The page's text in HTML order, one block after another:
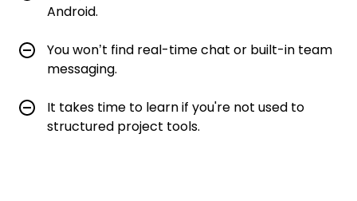
Android.
You won’t find real-time chat or built-in team
messaging.
It takes time to learn if you're not used to
structured project tools.